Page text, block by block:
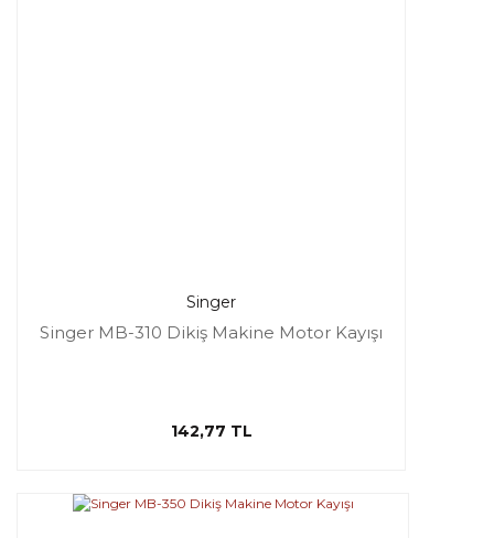
Singer
Singer MB-310 Dikiş Makine Motor Kayışı
142,77 TL